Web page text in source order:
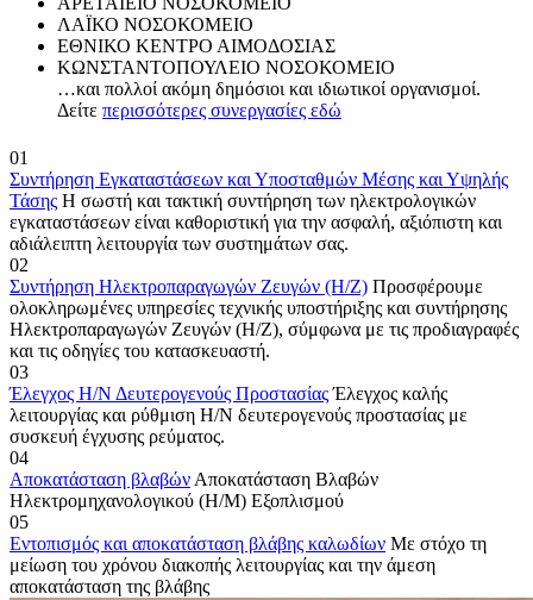
ΛΑΪΚΟ ΝΟΣΟΚΟΜΕΙΟ
ΕΘΝΙΚΟ ΚΕΝΤΡΟ ΑΙΜΟΔΟΣΙΑΣ
ΚΩΝΣΤΑΝΤΟΠΟΥΛΕΙΟ ΝΟΣΟΚΟΜΕΙΟ
…και πολλοί ακόμη δημόσιοι και ιδιωτικοί οργανισμοί.
Δείτε περισσότερες συνεργασίες εδώ
01
Συντήρηση Εγκαταστάσεων και Υποσταθμών Μέσης και Υψηλής
Τάσης Η σωστή και τακτική συντήρηση των ηλεκτρολογικών
εγκαταστάσεων είναι καθοριστική για την ασφαλή, αξιόπιστη και
αδιάλειπτη λειτουργία των συστημάτων σας.
02
Συντήρηση Ηλεκτροπαραγωγών Ζευγών (Η/Ζ) Προσφέρουμε
ολοκληρωμένες υπηρεσίες τεχνικής υποστήριξης και συντήρησης
Ηλεκτροπαραγωγών Ζευγών (Η/Ζ), σύμφωνα με τις προδιαγραφές
και τις οδηγίες του κατασκευαστή.
03
Έλεγχος Η/Ν Δευτερογενούς ΠροστασίαςΈλεγχος καλής
λειτουργίας και ρύθμιση Η/Ν δευτερογενούς προστασίας με
συσκευή έγχυσης ρεύματος.
04
Αποκατάσταση βλαβών Αποκατάσταση Βλαβών
Ηλεκτρομηχανολογικού (Η/Μ) Εξοπλισμού
05
Eντοπισμός και αποκατάσταση βλάβης καλωδίων Με στόχο τη
μείωση του χρόνου διακοπής λειτουργίας και την άμεση
αποκατάσταση της βλάβης